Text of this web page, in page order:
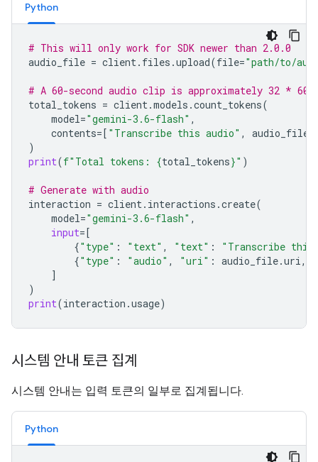
Python
# This will only work for SDK newer than 2.0.0
audio_file = client. files .upload(file="path/to/
# A 60-second audio clip is approximately 32 * 60
total_tokens = client.models .count_tokens(
model="gemini-3.6-flash" ,
contents=[ "Transcribe this audio" , audio_file
)
print(f"Total tokens: {total_tokens}" )
# Generate with audio
interaction = client. interactions .create(
model="gemini-3.6-flash" ,
input=[
{"type" : "text" , "text" :
"Transcribe this
{"type" : "audio" , "uri" : audio_file.uri,
]
)
print(interaction .usage)
시스템 안내 토큰 집계
시스템 안내는 입력 토큰의 일부로 집계됩니다.
Python